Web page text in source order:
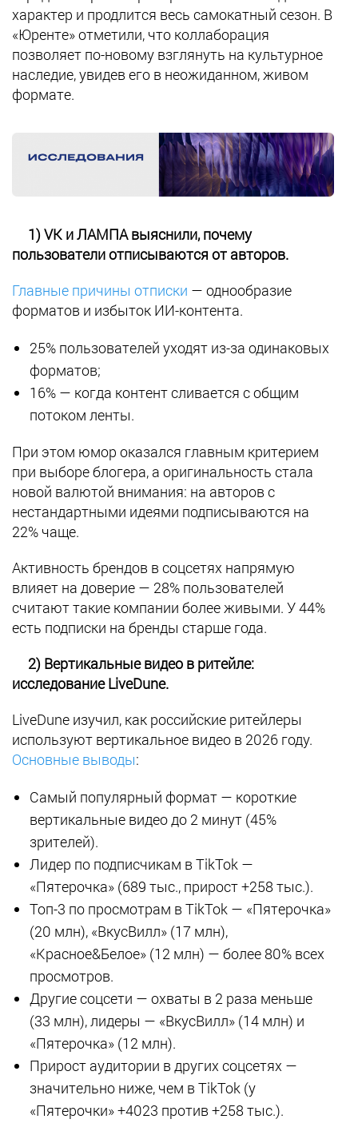
характер и продлится весь самокатный сезон. В
«Юренте» отметили, что коллаборация
позволяет по-новому взглянуть на культурное
наследие, увидев его в неожиданном, живом
формате.
1) VK и ЛАМПА выяснили, почему
пользователи отписываются от авторов.
Главные причины отписки — однообразие
форматов и избыток ИИ-контента.
25% пользователей уходят из-за одинаковых
форматов;
16% — когда контент сливается с общим
потоком ленты.
При этом юмор оказался главным критерием
при выборе блогера, а оригинальность стала
новой валютой внимания: на авторов с
нестандартными идеями подписываются на
22% чаще.
Активность брендов в соцсетях напрямую
влияет на доверие — 28% пользователей
считают такие компании более живыми. У 44%
есть подписки на бренды старше года.
2) Вертикальные видео в ритейле:
исследование LiveDune.
LiveDune изучил, как российские ритейлеры
используют вертикальное видео в 2026 году.
Основные выводы:
Самый популярный формат — короткие
вертикальные видео до 2 минут (45%
зрителей).
Лидер по подписчикам в TikTok —
«Пятерочка» (689 тыс., прирост +258 тыс.).
Топ-3 по просмотрам в TikTok — «Пятерочка»
(20 млн), «ВкусВилл» (17 млн),
«Красное&Белое» (12 млн) — более 80% всех
просмотров.
Другие соцсети — охваты в 2 раза меньше
(33 млн), лидеры — «ВкусВилл» (14 млн) и
«Пятерочка» (12 млн).
Прирост аудитории в других соцсетях —
значительно ниже, чем в TikTok (у
«Пятерочки» +4023 против +258 тыс.).